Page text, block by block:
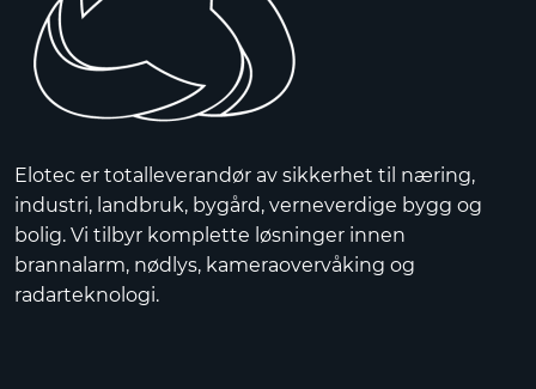
Elotec er totalleverandør av sikkerhet til næring,
industri, landbruk, bygård, verneverdige bygg og
bolig. Vi tilbyr komplette løsninger innen
brannalarm, nødlys, kameraovervåking og
radarteknologi.